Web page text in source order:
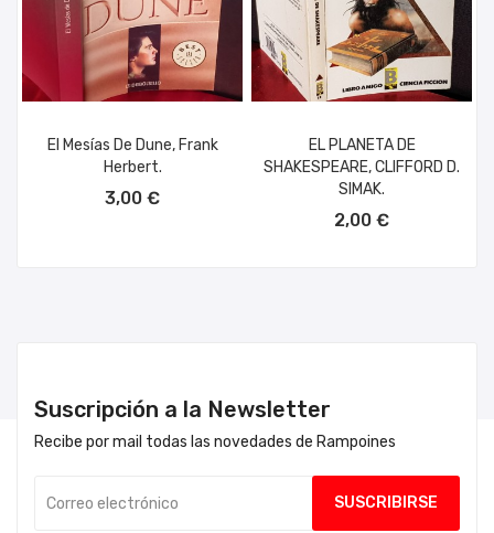
El Mesías De Dune, Frank
Herbert.
3,00 €
EL PLANETA DE
SHAKESPEARE, CLIFFORD D.
SIMAK.
2,00 €
Suscripción a la Newsletter
Recibe por mail todas las novedades de Rampoines